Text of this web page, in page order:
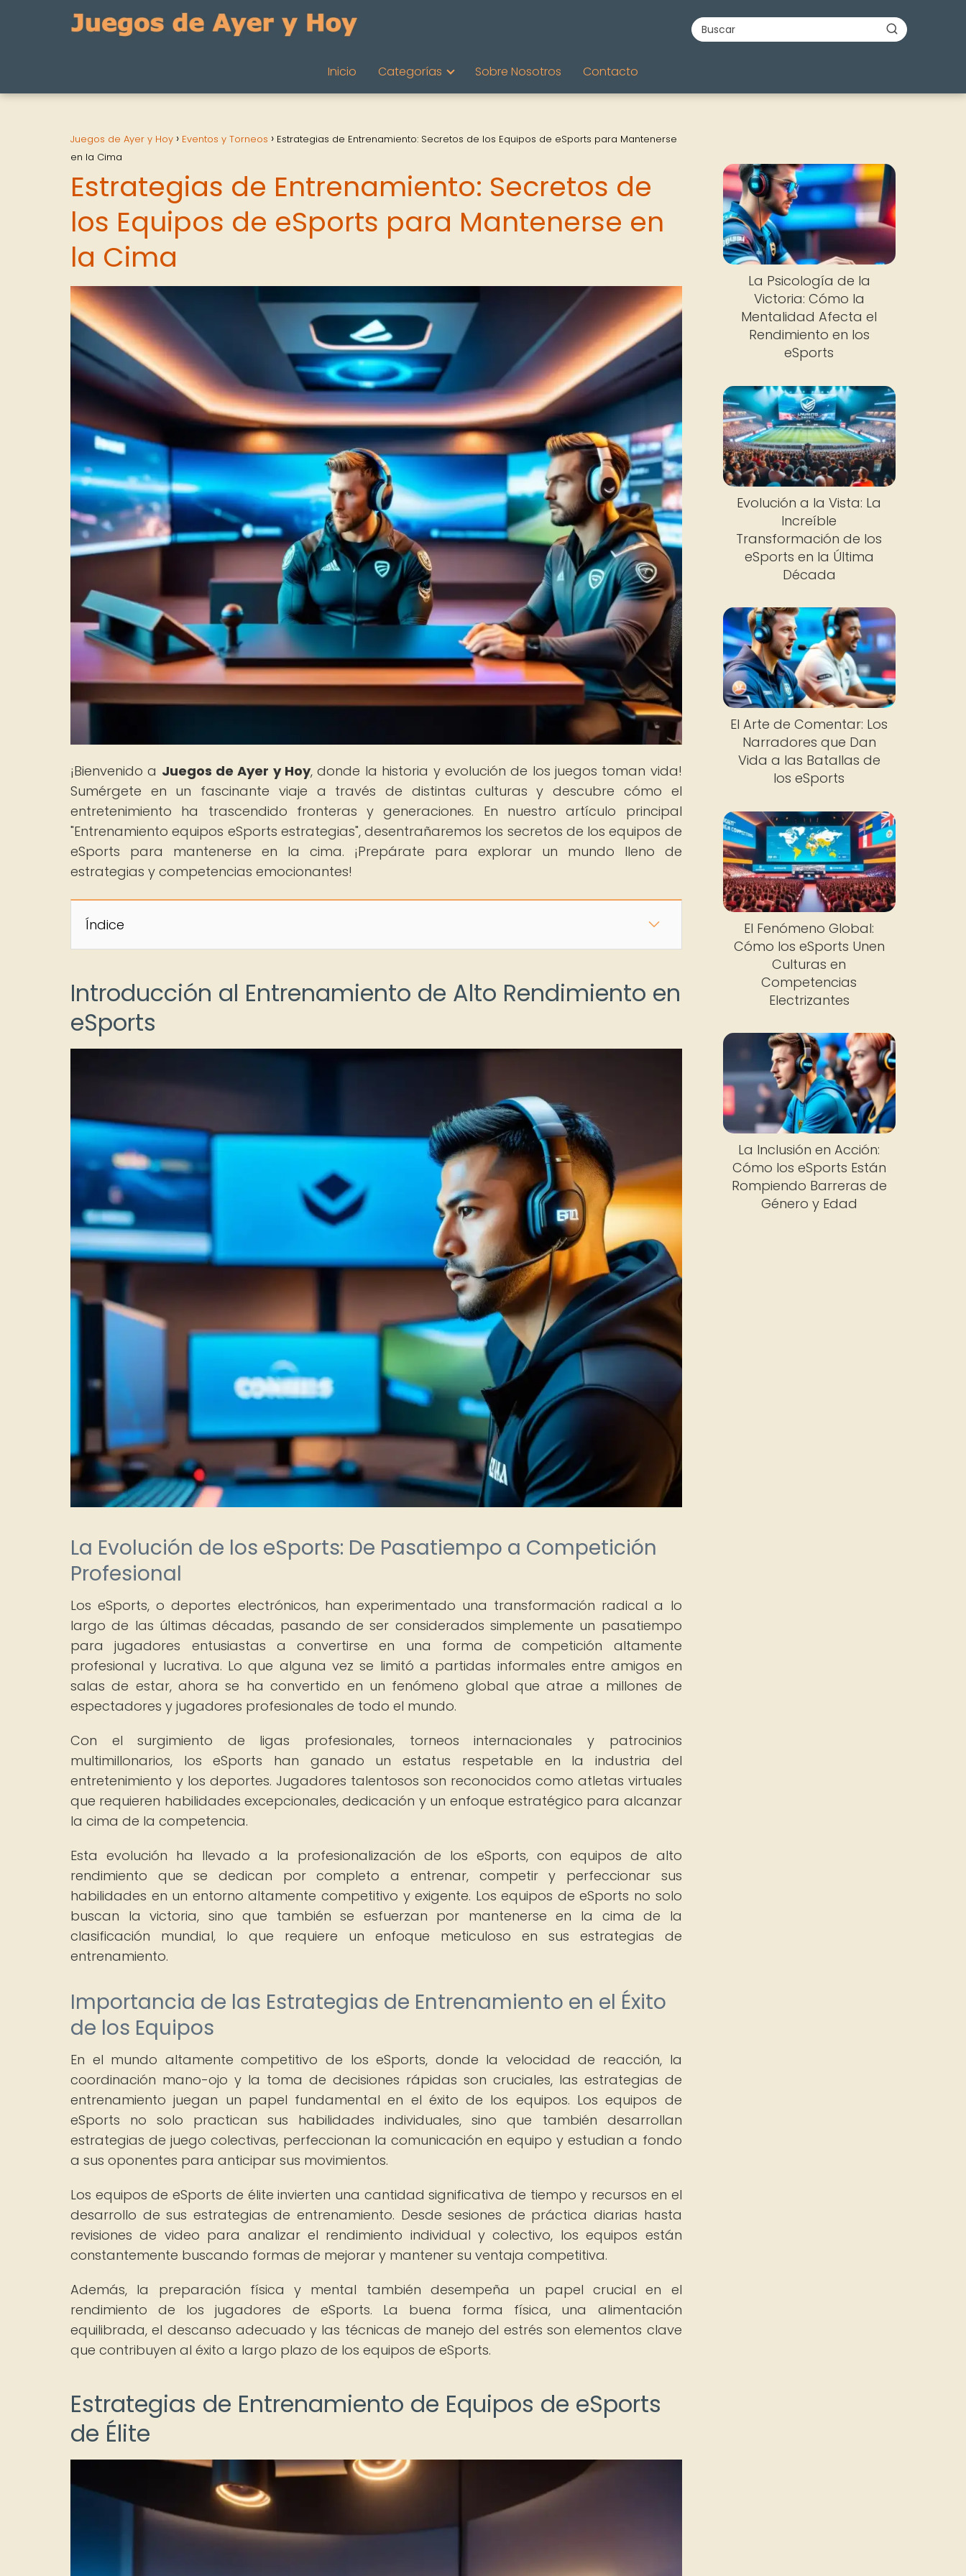
Inicio Categorías Sobre Nosotros Contacto
Juegos de Ayer y Hoy Eventos y Torneos
Estrategias de Entrenamiento: Secretos de los Equipos de eSports para Mantenerse
en la Cima
Estrategias de Entrenamiento: Secretos de
los Equipos de eSports para Mantenerse en
la Cima
¡Bienvenido a Juegos de Ayer y Hoy, donde la historia y evolución de los juegos toman vida!
Sumérgete en un fascinante viaje a través de distintas culturas y descubre cómo el
entretenimiento ha trascendido fronteras y generaciones. En nuestro artículo principal
"Entrenamiento equipos eSports estrategias", desentrañaremos los secretos de los equipos de
eSports para mantenerse en la cima. ¡Prepárate para explorar un mundo lleno de
estrategias y competencias emocionantes!
Índice
Introducción al Entrenamiento de Alto Rendimiento en
eSports
La Evolución de los eSports: De Pasatiempo a Competición
Profesional
Los eSports, o deportes electrónicos, han experimentado una transformación radical a lo
largo de las últimas décadas, pasando de ser considerados simplemente un pasatiempo
para jugadores entusiastas a convertirse en una forma de competición altamente
profesional y lucrativa. Lo que alguna vez se limitó a partidas informales entre amigos en
salas de estar, ahora se ha convertido en un fenómeno global que atrae a millones de
espectadores y jugadores profesionales de todo el mundo.
Con el surgimiento de ligas profesionales, torneos internacionales y patrocinios
multimillonarios, los eSports han ganado un estatus respetable en la industria del
entretenimiento y los deportes. Jugadores talentosos son reconocidos como atletas virtuales
que requieren habilidades excepcionales, dedicación y un enfoque estratégico para alcanzar
la cima de la competencia.
Esta evolución ha llevado a la profesionalización de los eSports, con equipos de alto
rendimiento que se dedican por completo a entrenar, competir y perfeccionar sus
habilidades en un entorno altamente competitivo y exigente. Los equipos de eSports no solo
buscan la victoria, sino que también se esfuerzan por mantenerse en la cima de la
clasificación mundial, lo que requiere un enfoque meticuloso en sus estrategias de
entrenamiento.
Importancia de las Estrategias de Entrenamiento en el Éxito
de los Equipos
En el mundo altamente competitivo de los eSports, donde la velocidad de reacción, la
coordinación mano-ojo y la toma de decisiones rápidas son cruciales, las estrategias de
entrenamiento juegan un papel fundamental en el éxito de los equipos. Los equipos de
eSports no solo practican sus habilidades individuales, sino que también desarrollan
estrategias de juego colectivas, perfeccionan la comunicación en equipo y estudian a fondo
a sus oponentes para anticipar sus movimientos.
Los equipos de eSports de élite invierten una cantidad significativa de tiempo y recursos en el
desarrollo de sus estrategias de entrenamiento. Desde sesiones de práctica diarias hasta
revisiones de video para analizar el rendimiento individual y colectivo, los equipos están
constantemente buscando formas de mejorar y mantener su ventaja competitiva.
Además, la preparación física y mental también desempeña un papel crucial en el
rendimiento de los jugadores de eSports. La buena forma física, una alimentación
equilibrada, el descanso adecuado y las técnicas de manejo del estrés son elementos clave
que contribuyen al éxito a largo plazo de los equipos de eSports.
Estrategias de Entrenamiento de Equipos de eSports
de Élite
La Psicología de la
Victoria: Cómo la
Mentalidad Afecta el
Rendimiento en los
eSports
Evolución a la Vista: La
Increíble
Transformación de los
eSports en la Última
Década
El Arte de Comentar: Los
Narradores que Dan
Vida a las Batallas de
los eSports
El Fenómeno Global:
Cómo los eSports Unen
Culturas en
Competencias
Electrizantes
La Inclusión en Acción:
Cómo los eSports Están
Rompiendo Barreras de
Género y Edad